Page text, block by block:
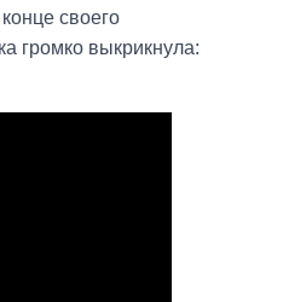
своего
громко выкрикнула: